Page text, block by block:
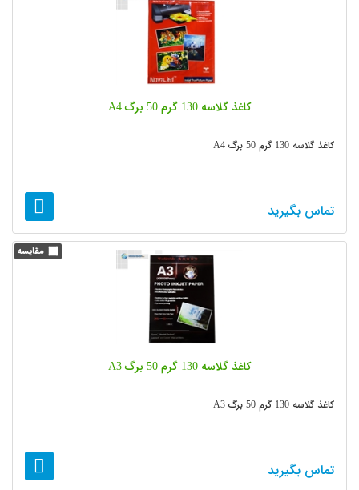
کاغذ گلاسه 130 گرم 50 برگ A4
کاغذ گلاسه 130 گرم 50 برگ A4
تماس بگیرید
کاغذ گلاسه 130 گرم 50 برگ A3
کاغذ گلاسه 130 گرم 50 برگ A3
تماس بگیرید